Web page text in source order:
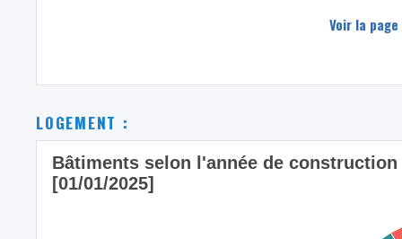
Voir la
LOGEMENT :
Bâtiments selon l'année de
[01/01/2025]